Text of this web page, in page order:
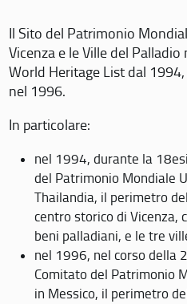
Il Sito del Patrimonio
Vicenza e le Ville del
World Heritage List dal
nel 1996.
In particolare:
nel 1994, durante la
del Patrimonio Mondiale
Thailandia, il perimetro
centro storico di Vicenza,
beni palladiani, e le tre
nel 1996, nel corso della
Comitato del Patrimonio
in Messico, il perimetro